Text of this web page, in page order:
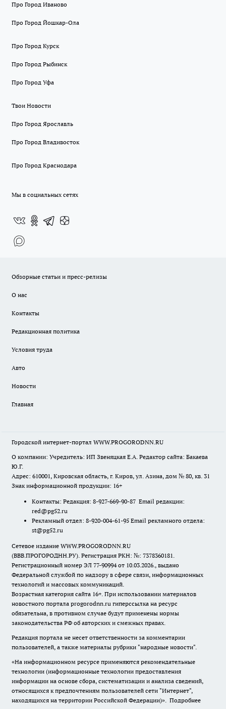
Про Город Иваново
Про Город Йошкар-Ола
Про Город Курск
Про Город Рыбинск
Про Город Уфа
Твои Новости
Про Город Ярославль
Про Город Владивосток
Про Город Краснодара
Мы в социальных сетях
Обзорные статьи и пресс-релизы
О нас
Контакты
Редакционная политика
Условия труда
Авто
Новости
Главная
Городской интернет-портал WWW.PROGORODNN.RU
О компании: Учредитель: ИП Звеняцкая Е.А. Редактор сайта: Бакаева
Ю.Г.
Адрес: 610001, Кировская область, г. Киров, ул. Азина, дом № 80, кв. 31
Знак информационной продукции: 16+
Контакты: Редакция: 8-927-669-90-87 Email редакции:
red@pg52.ru
Рекламный отдел: 8-920-004-61-95 Email рекламного отдела:
st@pg52.ru
Сетевое издание WWW.PROGORODNN.RU
(ВВВ.ПРОГОРОДНН.РУ). Регистрация РКН: №: 7378360181.
Регистрационный номер ЭЛ 77-90994 от 10.03.2026., выдано
Федеральной службой по надзору в сфере связи, информационных
технологий и массовых коммуникаций.
Возрастная категория сайта 16+. При использовании материалов
новостного портала progorodnn.ru гиперссылка на ресурс
обязательна, в противном случае будут применены нормы
законодательства РФ об авторских и смежных правах.
Редакция портала не несет ответственности за комментарии
пользователей, а также материалы рубрики "народные новости".
«На информационном ресурсе применяются рекомендательные
технологии (информационные технологии предоставления
информации на основе сбора, систематизации и анализа сведений,
относящихся к предпочтениям пользователей сети "Интернет",
находящихся на территории Российской Федерации)». Подробнее